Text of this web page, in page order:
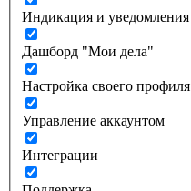
Индикация и уведомления
Дашборд "Мои дела"
Настройка своего профиля
Управление аккаунтом
Интеграции